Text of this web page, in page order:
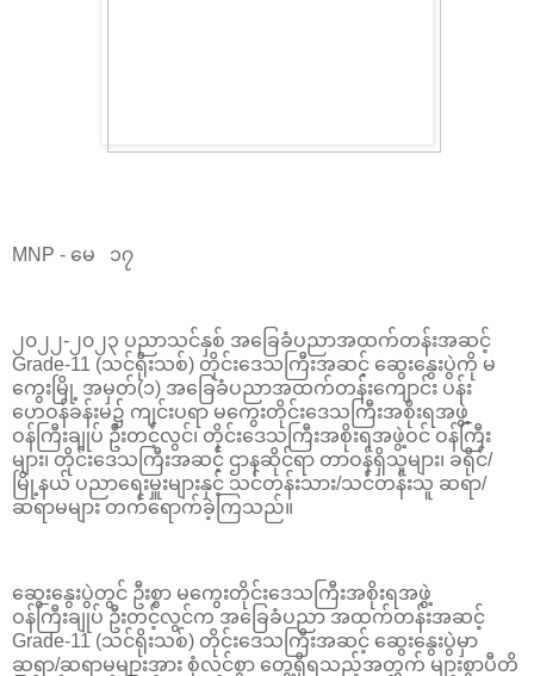
MNP - မေ ၁၇
၂၀၂၂-၂၀၂၃ ပညာသင်နှစ် အခြေခံပညာအထက်တန်းအဆင့်
Grade-11 (သင်ရိုးသစ်) တိုင်းဒေသကြီးအဆင့် ဆွေးနွေးပွဲကို မ
ကွေးမြို့ အမှတ်(၁) အခြေခံပညာအထက်တန်းကျောင်း ပန်း
ဟေဝန်ခန်းမ၌ ကျင်းပရာ မကွေးတိုင်းဒေသကြီးအစိုးရအဖွဲ့
ဝန်ကြီးချုပ် ဦးတင့်လွင်၊ တိုင်းဒေသကြီးအစိုးရအဖွဲ့ဝင် ဝန်ကြီး
များ၊ တိုင်းဒေသကြီးအဆင့် ဌာနဆိုင်ရာ တာဝန်ရှိသူများ၊ ခရိုင်/
မြို့နယ် ပညာရေးမှူးများနှင့် သင်တန်းသား/သင်တန်းသူ ဆရာ/
ဆရာမများ တက်ရောက်ခဲ့ကြသည်။
ဆွေးနွေးပွဲတွင် ဦးစွာ မကွေးတိုင်းဒေသကြီးအစိုးရအဖွဲ့
ဝန်ကြီးချုပ် ဦးတင့်လွင်က အခြေခံပညာ အထက်တန်းအဆင့်
Grade-11 (သင်ရိုးသစ်) တိုင်းဒေသကြီးအဆင့် ဆွေးနွေးပွဲမှာ
ဆရာ/ဆရာမများအား စုံလင်စွာ တွေ့ရှိရသည့်အတွက် များစွာပီတိ